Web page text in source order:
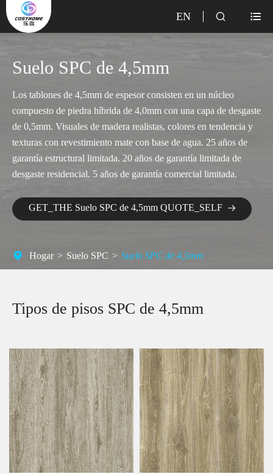
EN  
Suelo SPC de 4,5mm
Los tablones de 4,5mm de espesor consisten en un núcleo
compuesto de piedra híbrida de 4,0mm con una capa de desgaste
de 0,5mm. Visuales de madera realistas, colores en tendencia y
texturas con revestimiento mate con base de agua. 25 años de
garantía estructural limitada. 20 años de garantía limitada de
desgaste residencial. 5 años de garantía comercial limitada.
GET_THE Suelo SPC de 4,5mm QUOTE_SELF 
Hogar Suelo SPC Suelo SPC de 4,5mm
Tipos de pisos SPC de 4,5mm